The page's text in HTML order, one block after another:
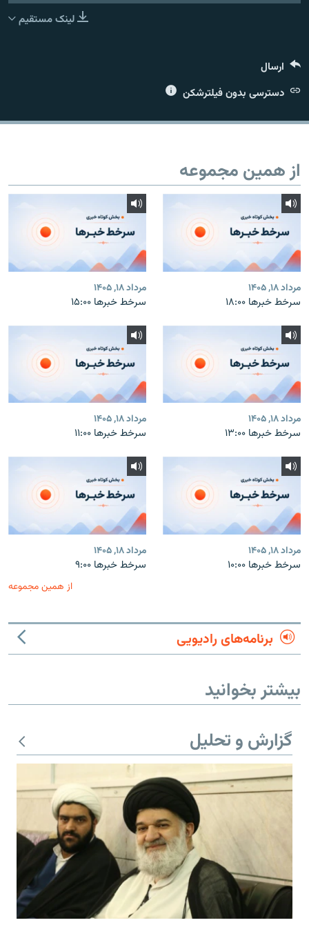
لینک مستقیم
ارسال
دسترسی بدون فیلترشکن
از همین مجموعه
مرداد ۱۸, ۱۴۰۵
سرخط خبرها ۱۸:۰۰
مرداد ۱۸, ۱۴۰۵
سرخط خبرها ۱۵:۰۰
مرداد ۱۸, ۱۴۰۵
سرخط خبرها ۱۳:۰۰
مرداد ۱۸, ۱۴۰۵
سرخط خبرها ۱۱:۰۰
مرداد ۱۸, ۱۴۰۵
سرخط خبرها ۱۰:۰۰
مرداد ۱۸, ۱۴۰۵
سرخط خبرها ۹:۰۰
از همین مجموعه
برنامه‌های رادیویی
بیشتر بخوانید
گزارش و تحلیل